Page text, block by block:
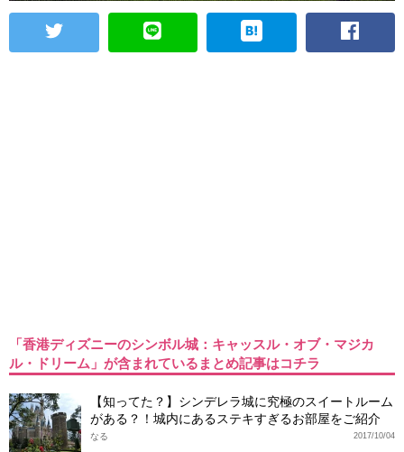
「香港ディズニーのシンボル城：キャッスル・オブ・マジカ
ル・ドリーム」が含まれているまとめ記事はコチラ
【知ってた？】シンデレラ城に究極のスイートルーム
がある？！城内にあるステキすぎるお部屋をご紹介
2017/10/04
なる